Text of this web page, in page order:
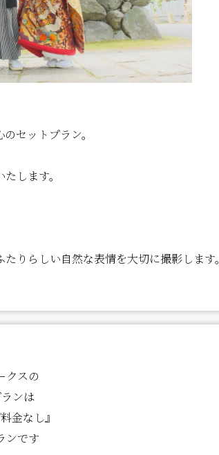
セットプラン。
します。
りらしい自然な表情を大切に撮影します。
クスの
ンは
金なし』
ンです